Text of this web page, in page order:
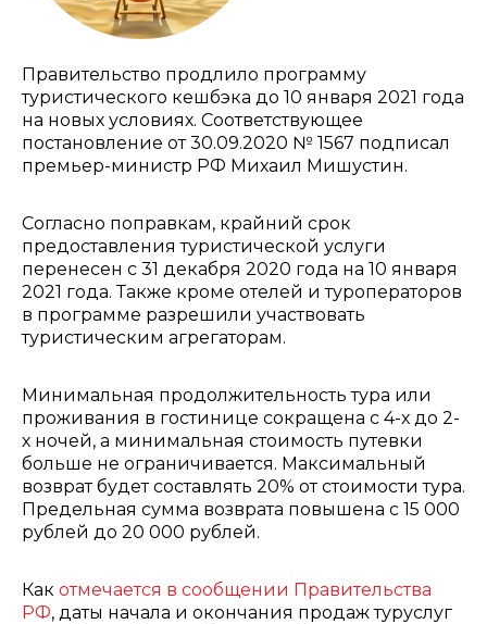
Правительство продлило программу
туристического кешбэка до 10 января 2021 года
на новых условиях. Соответствующее
постановление от 30.09.2020 № 1567 подписал
премьер-министр РФ Михаил Мишустин.
Согласно поправкам, крайний срок
предоставления туристической услуги
перенесен с 31 декабря 2020 года на 10 января
2021 года. Также кроме отелей и туроператоров
в программе разрешили участвовать
туристическим агрегаторам.
Минимальная продолжительность тура или
проживания в гостинице сокращена с 4-х до 2-
х ночей, а минимальная стоимость путевки
больше не ограничивается. Максимальный
возврат будет составлять 20% от стоимости тура.
Предельная сумма возврата повышена с 15 000
рублей до 20 000 рублей.
Как отмечается в сообщении Правительства
РФ, даты начала и окончания продаж туруслуг